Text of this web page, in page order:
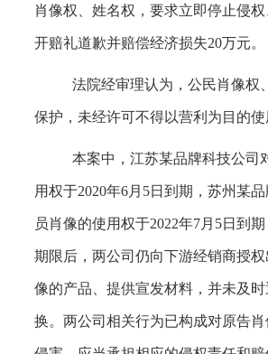
肖像权、姓名权，要求立即停止侵
开赔礼道歉并赔偿经济损失20万元。
法院经审理认为，公民肖像权
保护，未经许可不得以营利为目的使
本案中，江苏某品牌科技公司
用权于2020年6月5日到期，苏州某
员肖像的使用权于2022年7月5日到
期限后，两公司仍向下游经销商授
像的产品、提供宣发材料，并未及
换。两公司相关行为已构成对原告